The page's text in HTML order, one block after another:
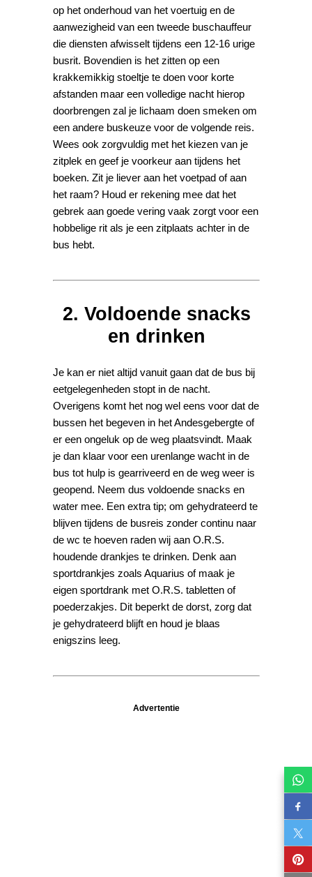
op het onderhoud van het voertuig en de
aanwezigheid van een tweede buschauffeur
die diensten afwisselt tijdens een 12-16 urige
busrit. Bovendien is het zitten op een
krakkemikkig stoeltje te doen voor korte
afstanden maar een volledige nacht hierop
doorbrengen zal je lichaam doen smeken om
een andere buskeuze voor de volgende reis.
Wees ook zorgvuldig met het kiezen van je
zitplek en geef je voorkeur aan tijdens het
boeken. Zit je liever aan het voetpad of aan
het raam? Houd er rekening mee dat het
gebrek aan goede vering vaak zorgt voor een
hobbelige rit als je een zitplaats achter in de
bus hebt.
2. Voldoende snacks
en drinken
Je kan er niet altijd vanuit gaan dat de bus bij
eetgelegenheden stopt in de nacht.
Overigens komt het nog wel eens voor dat de
bussen het begeven in het Andesgebergte of
er een ongeluk op de weg plaatsvindt. Maak
je dan klaar voor een urenlange wacht in de
bus tot hulp is gearriveerd en de weg weer is
geopend. Neem dus voldoende snacks en
water mee. Een extra tip; om gehydrateerd te
blijven tijdens de busreis zonder continu naar
de wc te hoeven raden wij aan O.R.S.
houdende drankjes te drinken. Denk aan
sportdrankjes zoals Aquarius of maak je
eigen sportdrank met O.R.S. tabletten of
poederzakjes. Dit beperkt de dorst, zorg dat
je gehydrateerd blijft en houd je blaas
enigszins leeg.
Advertentie